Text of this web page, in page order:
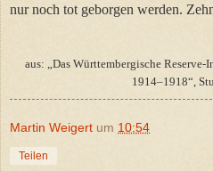
nur noch tot geborgen werden.
aus: „Das Württembergische
1914–1918“,
Martin Weigert um 10:54
Teilen